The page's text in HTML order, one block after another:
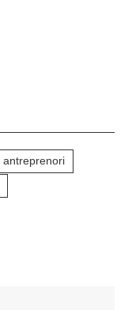
antreprenori